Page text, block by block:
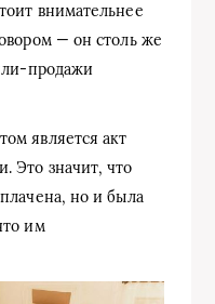
внимательнее
— он столь же
продажи
является акт
Это значит, что
но и была
им